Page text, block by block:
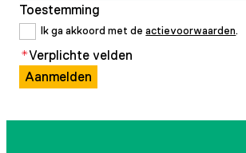
Toestemming
Ik ga akkoord met deactievoorwaarden.
*Verplichte velden
Aanmelden